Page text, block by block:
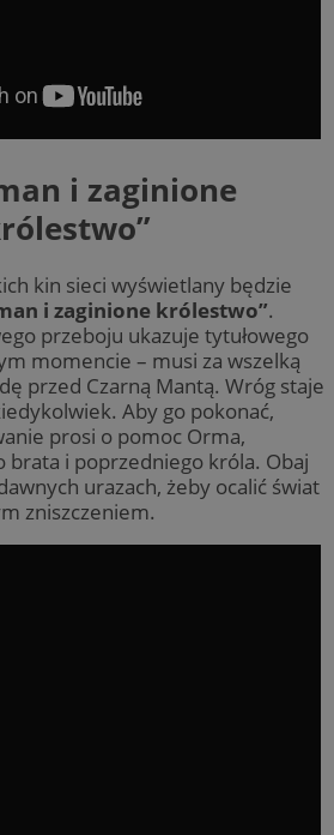
i zaginione
kin sieci wyświetlany będzie
i zaginione królestwo”.
przeboju ukazuje tytułowego
momencie – musi za wszelką
przed Czarną Mantą. Wróg staje
Aby go pokonać,
prosi o pomoc Orma,
brata i poprzedniego króla. Obaj
urazach, żeby ocalić świat
zniszczeniem.